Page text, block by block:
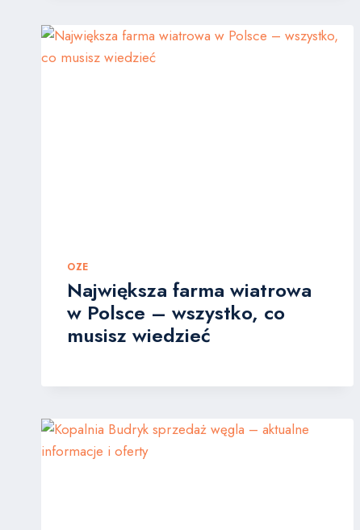
OZE
Największa farma wiatrowa
w Polsce – wszystko, co
musisz wiedzieć